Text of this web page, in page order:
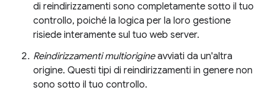
di reindirizzamenti sono completamente sotto il tuo
controllo, poiché la logica per la loro gestione
risiede interamente sul tuo web server.
Reindirizzamenti multiorigineavviati da un'altra
origine. Questi tipi di reindirizzamenti in genere non
sono sotto il tuo controllo.